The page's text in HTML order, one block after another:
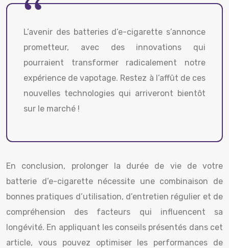
L’avenir des batteries d’e-cigarette s’annonce
prometteur, avec des innovations qui
pourraient transformer radicalement notre
expérience de vapotage. Restez à l’affût de ces
nouvelles technologies qui arriveront bientôt
sur le marché !
En conclusion, prolonger la durée de vie de votre
batterie d’e-cigarette nécessite une combinaison de
bonnes pratiques d’utilisation, d’entretien régulier et de
compréhension des facteurs qui influencent sa
longévité. En appliquant les conseils présentés dans cet
article, vous pouvez optimiser les performances de